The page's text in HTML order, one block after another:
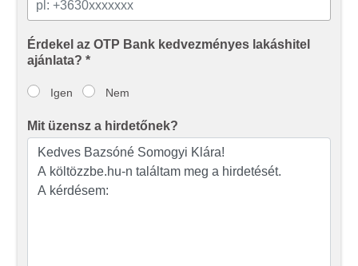
Érdekel az OTP Bank kedvezményes lakáshitel
ajánlata? *
Igen Nem
Mit üzensz a hirdetőnek?